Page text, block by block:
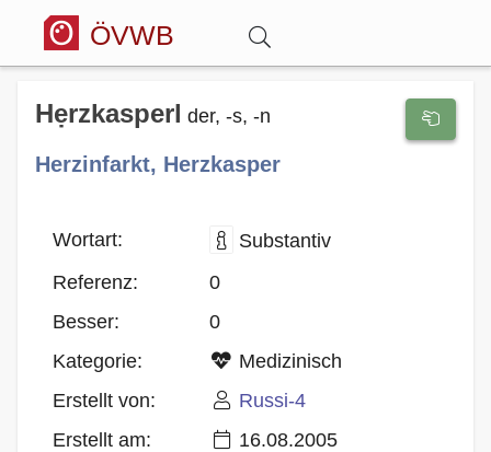
ÖVWB
Anmelden
Wörterbuch
Hitparade
Blog
Hẹrzkasperl der, -s, -n
Herzinfarkt, Herzkasper
Wortart:
Substantiv
Referenz:
0
Besser:
0
Kategorie:
Medizinisch
Erstellt von:
Russi-4
Erstellt am:
16.08.2005